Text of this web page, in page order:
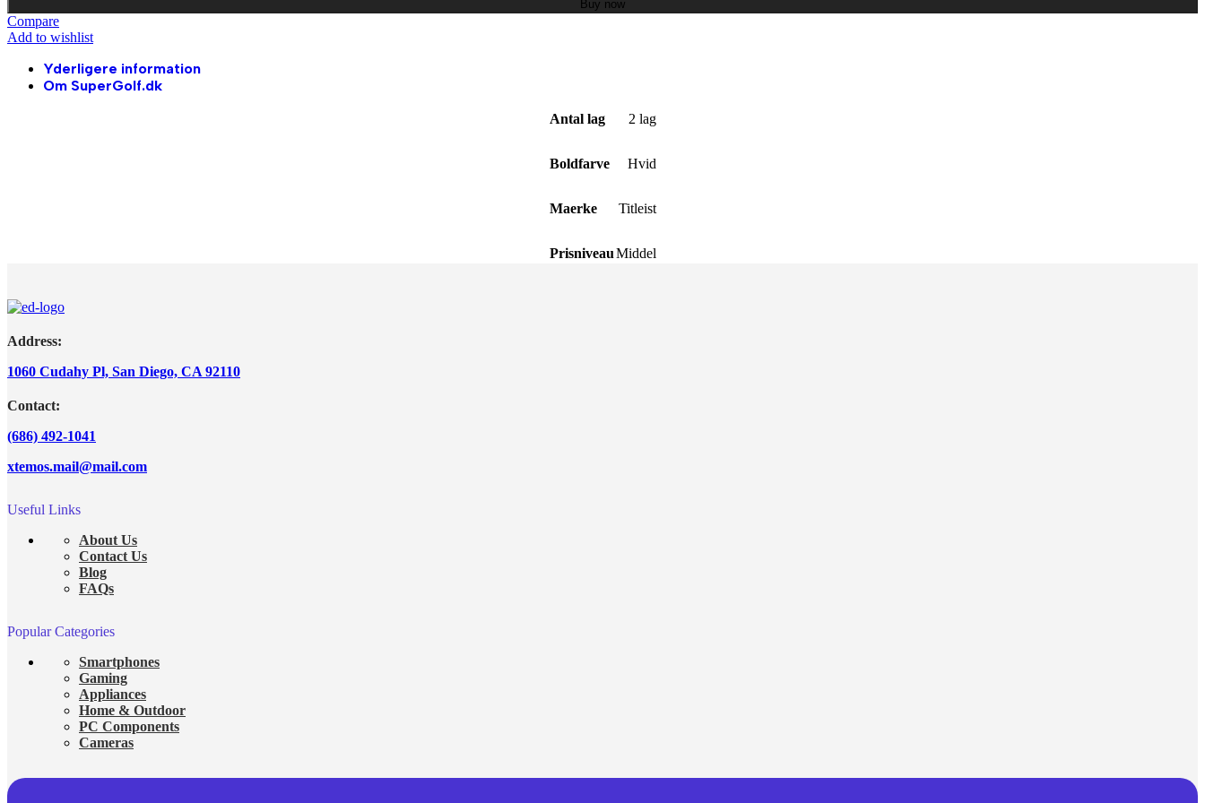
Buy now
Compare
Add to wishlist
Yderligere information
Om SuperGolf.dk
Antal lag 2 lag
Boldfarve Hvid
Maerke Titleist
PrisniveauMiddel
Address:
1060 Cudahy Pl, San Diego, CA 92110
Contact:
(686) 492-1041
xtemos.mail@mail.com
Useful Links
About Us
Contact Us
Blog
FAQs
Popular Categories
Smartphones
Gaming
Appliances
Home & Outdoor
PC Components
Cameras